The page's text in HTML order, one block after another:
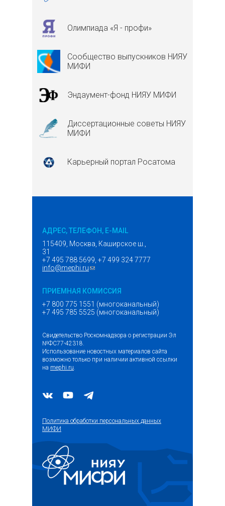
Олимпиада «Я - профи»
Сообщество выпускников НИЯУ
МИФИ
Эндаумент-фонд НИЯУ МИФИ
Диссертационные советы НИЯУ
МИФИ
Карьерный портал Росатома
АДРЕС, ТЕЛЕФОН, E-MAIL
115409, Москва, Каширское ш.,
31
+7 495 788 5699, +7 499 324 7777
info@mephi.ru(ссылка для отправки email)
ПРИЕМНАЯ КОМИССИЯ
+7 800 775 1551 (многоканальный)
+7 495 785 5525 (многоканальный)
Свидетельство Роскомнадзора о регистрации Эл
№ФС77-42318.
Использование новостных материалов сайта
возможно только при наличии активной ссылки
на mephi.ru
Политика обработки персональных данных
МИФИ